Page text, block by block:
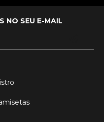
NO SEU E-MAIL